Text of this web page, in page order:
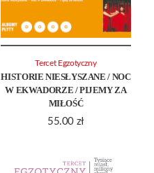
HISTORIE NIESŁYSZANE / NOC
W EKWADORZE / PIJEMY ZA
MIŁOŚĆ
55.00 zł
Tercet Egzotyczny